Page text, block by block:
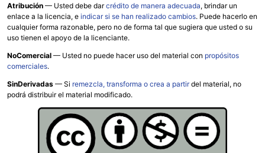
Atribución — Usted debe darcrédito de manera adecuada, brindar un
enlace a la licencia, e indicar si se han realizado cambios. Puede hacerlo en
cualquier forma razonable, pero no de forma tal que sugiera que usted o su
uso tienen el apoyo de la licenciante.
NoComercial — Usted no puede hacer uso del material con propósitos
comerciales.
SinDerivadas — Si remezcla, transforma o crea a partirdel material, no
podrá distribuir el material modificado.